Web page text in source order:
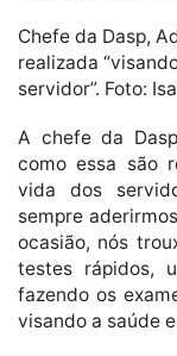
Chefe da Dasp,
realizada
servidor”. Foto:
A chefe da
como essa são
vida dos
sempre
ocasião, nós
testes rápidos,
fazendo os
visando a saúde